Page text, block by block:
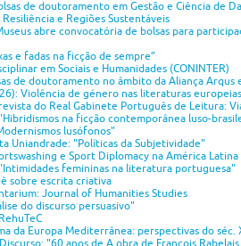
de doutoramento em Gestão e Ciência de
e Regiões Sustentáveis
abre convocatória de bolsas para
e fadas na ficção de sempre”
em Sociais e Humanidades (CONINTER)
de doutoramento no âmbito da Aliança Arqus
Violência de género nas literaturas
do Real Gabinete Português de Leitura:
na ficção contemporânea luso-
lusófonos"
Uniandrade: "Políticas da Subjetividade"
e Sport Diplomacy na América Latina
femininas na literatura portuguesa"
sobre escrita criativa
Journal of Humanities Studies
do discurso persuasivo"
da Europa Mediterrânea: perspectivas do séc.